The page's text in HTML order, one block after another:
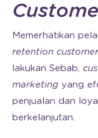
Memerhatikan
retention customer
lakukan Sebab,
marketing yang
penjualan dan
berkelanjutan.